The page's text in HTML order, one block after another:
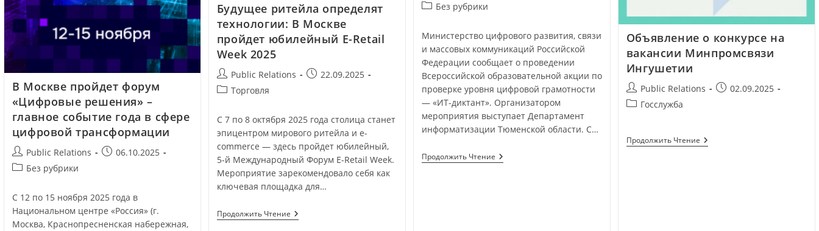
В Москве пройдет форум
«Цифровые решения» –
главное событие года в сфере
цифровой трансформации
Public Relations
06.10.2025
Без рубрики
С 12 по 15 ноября 2025 года в
Национальном центре «Россия» (г.
Москва, Краснопресненская набережная,
Будущее ритейла определят
технологии: В Москве
пройдет юбилейный E-Retail
Week 2025
Public Relations
22.09.2025
Торговля
С 7 по 8 октября 2025 года столица станет
эпицентром мирового ритейла и e-
commerce — здесь пройдет юбилейный,
5-й Международный Форум E-Retail Week.
Мероприятие зарекомендовало себя как
ключевая площадка для…
Продолжить Чтение
Без рубрики
Министерство цифрового развития, связи
и массовых коммуникаций Российской
Федерации сообщает о проведении
Всероссийской образовательной акции по
проверке уровня цифровой грамотности
— «ИТ-диктант». Организатором
мероприятия выступает Департамент
информатизации Тюменской области. С…
Продолжить Чтение
Объявление о конкурсе на
вакансии Минпромсвязи
Ингушетии
Public Relations
02.09.2025
Госслужба
Продолжить Чтение